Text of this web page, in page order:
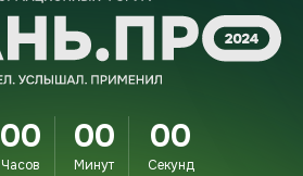
00
Часов
00
Минут
00
Секунд